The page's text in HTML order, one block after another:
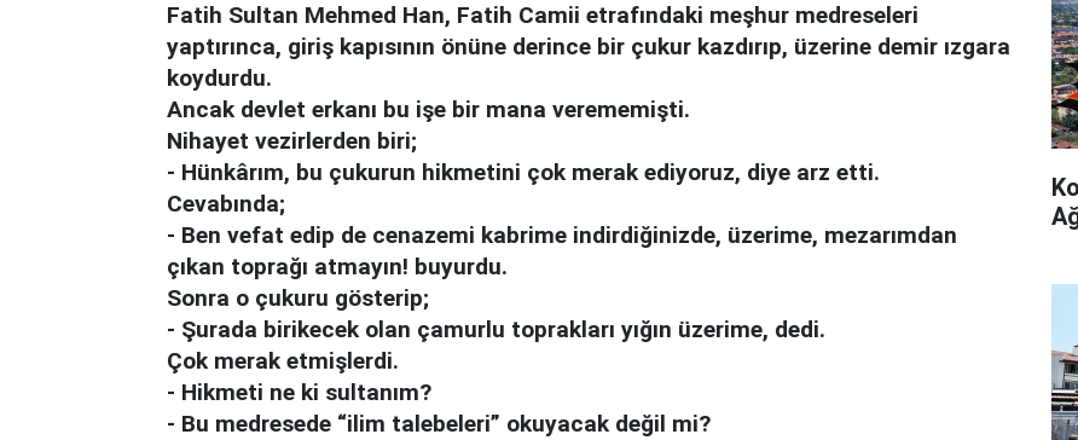
Fatih Sultan Mehmed Han, Fatih Camii etrafındaki meşhur medreseleri
yaptırınca, giriş kapısının önüne derince bir çukur kazdırıp, üzerine demir ızgara
koydurdu.
Ancak devlet erkanı bu işe bir mana verememişti.
Nihayet vezirlerden biri;
- Hünkârım, bu çukurun hikmetini çok merak ediyoruz, diye arz etti.
Cevabında;
- Ben vefat edip de cenazemi kabrime indirdiğinizde, üzerime, mezarımdan
çıkan toprağı atmayın! buyurdu.
Sonra o çukuru gösterip;
- Şurada birikecek olan çamurlu toprakları yığın üzerime, dedi.
Çok merak etmişlerdi.
- Hikmeti ne ki sultanım?
- Bu medresede “ilim talebeleri” okuyacak değil mi?